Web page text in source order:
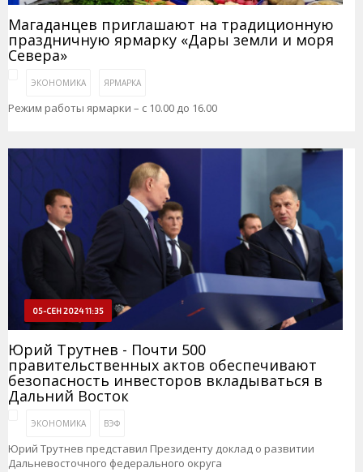
Магаданцев приглашают на традиционную
праздничную ярмарку «Дары земли и моря
Севера»
ЭКОНОМИКА ЯРМАРКА
Режим работы ярмарки – с 10.00 до 16.00
05-СЕН 2024 11:35
Юрий Трутнев - Почти 500
правительственных актов обеспечивают
безопасность инвесторов вкладываться в
Дальний Восток
ЭКОНОМИКА ВЭФ
Юрий Трутнев представил Президенту доклад о развитии
Дальневосточного федерального округа